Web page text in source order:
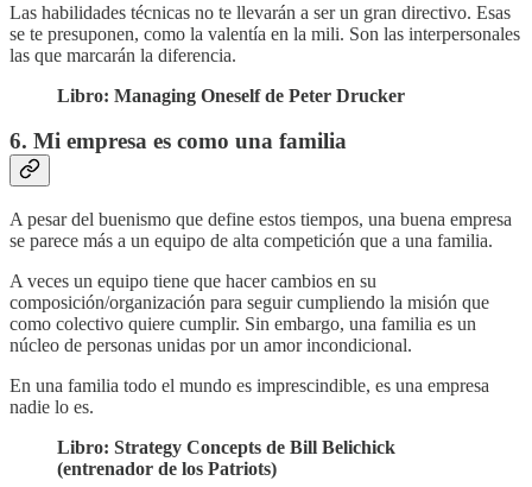
Las habilidades técnicas no te llevarán a ser un gran directivo. Esas
se te presuponen, como la valentía en la mili. Son las interpersonales
las que marcarán la diferencia.
Libro: Managing Oneself de Peter Drucker
6. Mi empresa es como una familia
A pesar del buenismo que define estos tiempos, una buena empresa
se parece más a un equipo de alta competición que a una familia.
A veces un equipo tiene que hacer cambios en su
composición/organización para seguir cumpliendo la misión que
como colectivo quiere cumplir. Sin embargo, una familia es un
núcleo de personas unidas por un amor incondicional.
En una familia todo el mundo es imprescindible, es una empresa
nadie lo es.
Libro: Strategy Concepts de Bill Belichick
(entrenador de los Patriots)